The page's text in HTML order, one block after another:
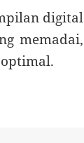
digital
memadai,